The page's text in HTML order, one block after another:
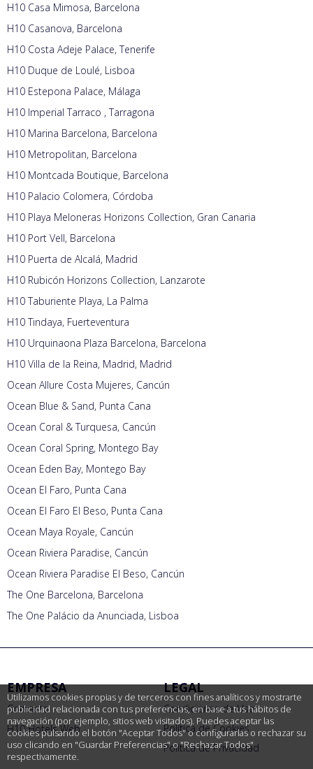
Utilizamos cookies propias y de terceros con fines analíticos y mostrarte
publicidad relacionada con tus preferencias, en base a tus hábitos de
navegación (por ejemplo, sitios web visitados). Puedes aceptar las
cookies pulsando el botón "Aceptar Todos" o configurarlas o rechazar su
uso clicando en "Guardar Preferencias" o "Rechazar Todos"
respectivamente.
H10 Casa Mimosa, Barcelona
H10 Casanova, Barcelona
H10 Costa Adeje Palace, Tenerife
H10 Duque de Loulé, Lisboa
H10 Estepona Palace, Málaga
H10 Imperial Tarraco , Tarragona
H10 Marina Barcelona, Barcelona
H10 Metropolitan, Barcelona
H10 Montcada Boutique, Barcelona
H10 Palacio Colomera, Córdoba
H10 Playa Meloneras Horizons Collection, Gran Canaria
H10 Port Vell, Barcelona
H10 Puerta de Alcalá, Madrid
H10 Rubicón Horizons Collection, Lanzarote
H10 Taburiente Playa, La Palma
H10 Tindaya, Fuerteventura
H10 Urquinaona Plaza Barcelona, Barcelona
H10 Villa de la Reina, Madrid, Madrid
Ocean Allure Costa Mujeres, Cancún
Ocean Blue & Sand, Punta Cana
Ocean Coral & Turquesa, Cancún
Ocean Coral Spring, Montego Bay
Ocean Eden Bay, Montego Bay
Ocean El Faro, Punta Cana
Ocean El Faro El Beso, Punta Cana
Ocean Maya Royale, Cancún
Ocean Riviera Paradise, Cancún
Ocean Riviera Paradise El Beso, Cancún
The One Barcelona, Barcelona
The One Palácio da Anunciada, Lisboa
EMPRESA
Contacto
H10 Hotels Web
LEGAL
Condiciones de Uso
Política de Cookies
Política de Privacidad